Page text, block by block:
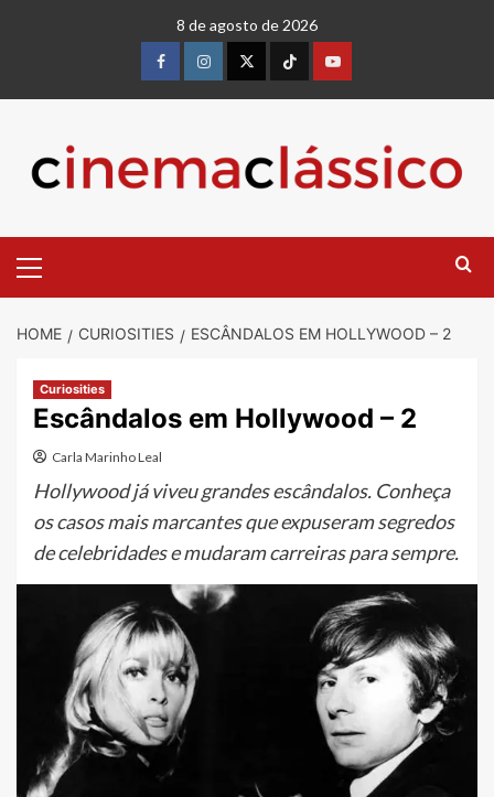
8 de agosto de 2026
HOME CURIOSITIES ESCÂNDALOS EM HOLLYWOOD – 2
Curiosities
Escândalos em Hollywood – 2
Carla Marinho Leal
Hollywood já viveu grandes escândalos. Conheça
os casos mais marcantes que expuseram segredos
de celebridades e mudaram carreiras para sempre.